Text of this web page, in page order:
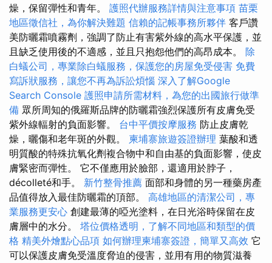
燥，保留彈性和青年。 護照代辦服務詳情與注意事項 苗栗
地區徵信社，為你解決難題 信賴的記帳事務所夥伴 客戶讚
美防曬霜噴霧劑，強調了防止有害紫外線的高水平保護，並
且缺乏使用後的不適感，並且只抱怨他們的高昂成本。 除
白蟻公司，專業除白蟻服務，保護您的房屋免受侵害 免費
寫訴狀服務，讓您不再為訴訟煩惱 深入了解Google
Search Console 護照申請所需材料，為您的出國旅行做準
備 眾所周知的俄羅斯品牌的防曬霜強烈保護所有皮膚免受
紫外線輻射的負面影響。 台中平價按摩服務 防止皮膚乾
燥，曬傷和老年斑的外觀。 柬埔寨旅遊簽證辦理 葉酸和透
明質酸的特殊抗氧化劑複合物中和自由基的負面影響，使皮
膚緊密而彈性。 它不僅應用於臉部，還適用於脖子，
décolleté和手。 新竹整骨推薦 面部和身體的另一種藥房產
品值得放入最佳防曬霜的頂部。 高雄地區的清潔公司，專
業服務更安心 創建最薄的啞光塗料，在日光浴時保留在皮
膚層中的水分。 塔位價格透明，了解不同地區和類型的價
格 精美外燴點心品項 如何辦理柬埔寨簽證，簡單又高效 它
可以保護皮膚免受溫度脅迫的侵害，並用有用的物質滋養